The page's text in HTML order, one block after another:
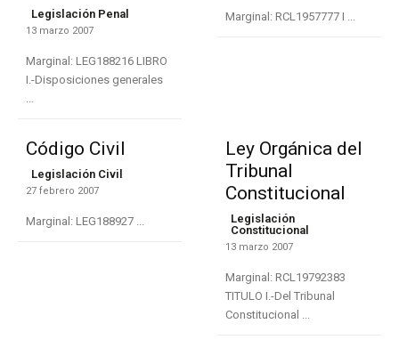
Legislación Penal
13 marzo 2007
Marginal: LEG188216 LIBRO
I.-Disposiciones generales
Código Civil
Legislación Civil
27 febrero 2007
Marginal: LEG188927 ...
Ley Orgánica del
Tribunal
Constitucional
Legislación
Constitucional
13 marzo 2007
Marginal: RCL19792383
TITULO I.-Del Tribunal
Constitucional ...